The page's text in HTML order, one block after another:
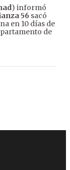
) informó
56 sacó
en 10 días de
de